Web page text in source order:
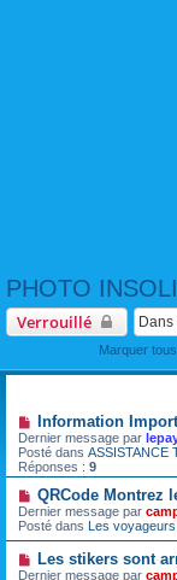
PHOTO
Verrouillé
Marquer
Information
Dernier message par
Posté dans ASSISTANCE
Réponses : 9
QRCode Montrez
Dernier message par
Posté dans Les voyageurs
Les stikers sont
Dernier message par